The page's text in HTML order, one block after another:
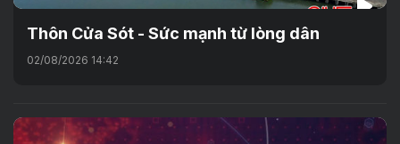
Thôn Cửa Sót - Sức mạnh từ lòng dân
02/08/2026 14:42